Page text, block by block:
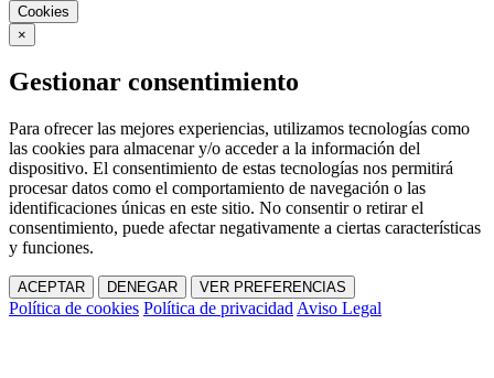
Cookies
×
Gestionar consentimiento
Para ofrecer las mejores experiencias, utilizamos tecnologías como
las cookies para almacenar y/o acceder a la información del
dispositivo. El consentimiento de estas tecnologías nos permitirá
procesar datos como el comportamiento de navegación o las
identificaciones únicas en este sitio. No consentir o retirar el
consentimiento, puede afectar negativamente a ciertas características
y funciones.
ACEPTAR DENEGAR VER PREFERENCIAS
Política de cookies Política de privacidad Aviso Legal